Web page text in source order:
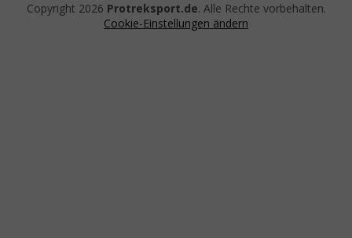
Copyright 2026 Protreksport.de. Alle Rechte vorbehalten.
Cookie-Einstellungen ändern